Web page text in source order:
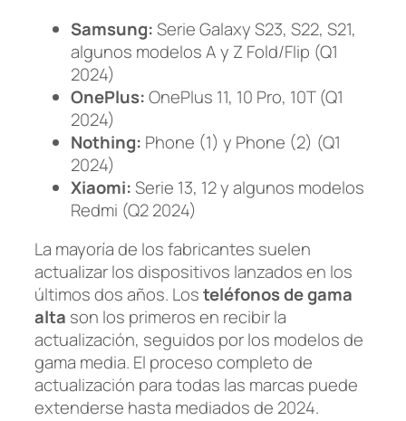
Samsung:Serie Galaxy S23, S22, S21,
algunos modelos A y Z Fold/Flip (Q1
2024)
OnePlus:OnePlus 11, 10 Pro, 10T (Q1
2024)
Nothing: Phone (1) y Phone (2) (Q1
2024)
Xiaomi:Serie 13, 12 y algunos modelos
Redmi (Q2 2024)
La mayoría de los fabricantes suelen
actualizar los dispositivos lanzados en los
últimos dos años. Losteléfonos de gama
alta son los primeros en recibir la
actualización, seguidos por los modelos de
gama media. El proceso completo de
actualización para todas las marcas puede
extenderse hasta mediados de 2024.